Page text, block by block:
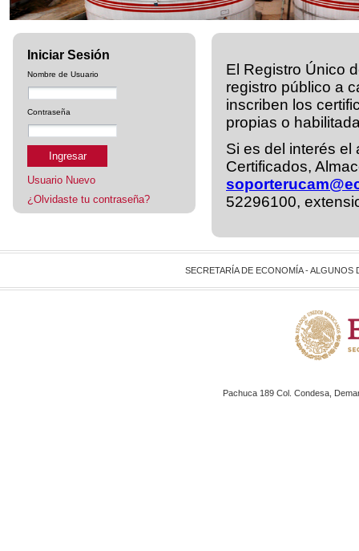
Iniciar Sesión
Nombre de Usuario
Contraseña
Ingresar
Usuario Nuevo
¿Olvidaste tu contraseña?
El Registro Único
registro público a
inscriben los
propias o
Si es del interés
Certificados,
52296100,
SECRETARÍA DE ECONOMÍA -
Pachuca 189 Col. Condesa,